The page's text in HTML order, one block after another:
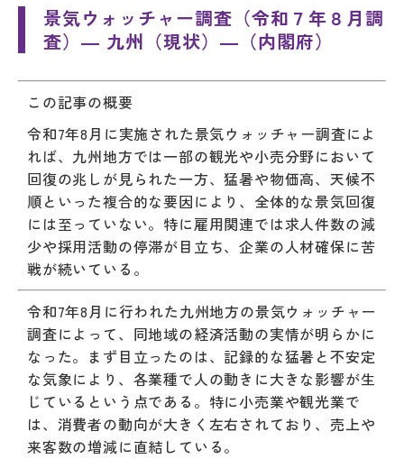
景気ウォッチャー調査（令和７年８月調
査）― 九州（現状）―（内閣府）
この記事の概要
令和7年8月に実施された景気ウォッチャー調査によ
れば、九州地方では一部の観光や小売分野において
回復の兆しが見られた一方、猛暑や物価高、天候不
順といった複合的な要因により、全体的な景気回復
には至っていない。特に雇用関連では求人件数の減
少や採用活動の停滞が目立ち、企業の人材確保に苦
戦が続いている。
令和7年8月に行われた九州地方の景気ウォッチャー
調査によって、同地域の経済活動の実情が明らかに
なった。まず目立ったのは、記録的な猛暑と不安定
な気象により、各業種で人の動きに大きな影響が生
じているという点である。特に小売業や観光業で
は、消費者の動向が大きく左右されており、売上や
来客数の増減に直結している。